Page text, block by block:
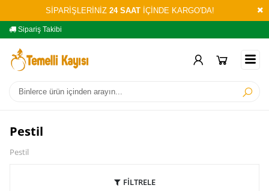
SİPARİŞLERİNİZ24 SAAT İÇİNDE KARGO'DA!
Sipariş Takibi
Pestil
Pestil
FİLTRELE